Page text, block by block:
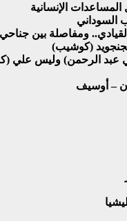
الإنسانية
السوداني
ومفاصلة بين جناحي
(كوشيب)
عبد الرحمن) وليس علي
– أوسيف